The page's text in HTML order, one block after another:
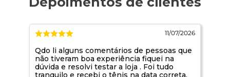
11/07/2026
Qdo li alguns comentários de pessoas que
não tiveram boa experiência fiquei na
dúvida e resolvi testar a loja . Foi tudo
tranquilo e recebi o tênis na data correta.